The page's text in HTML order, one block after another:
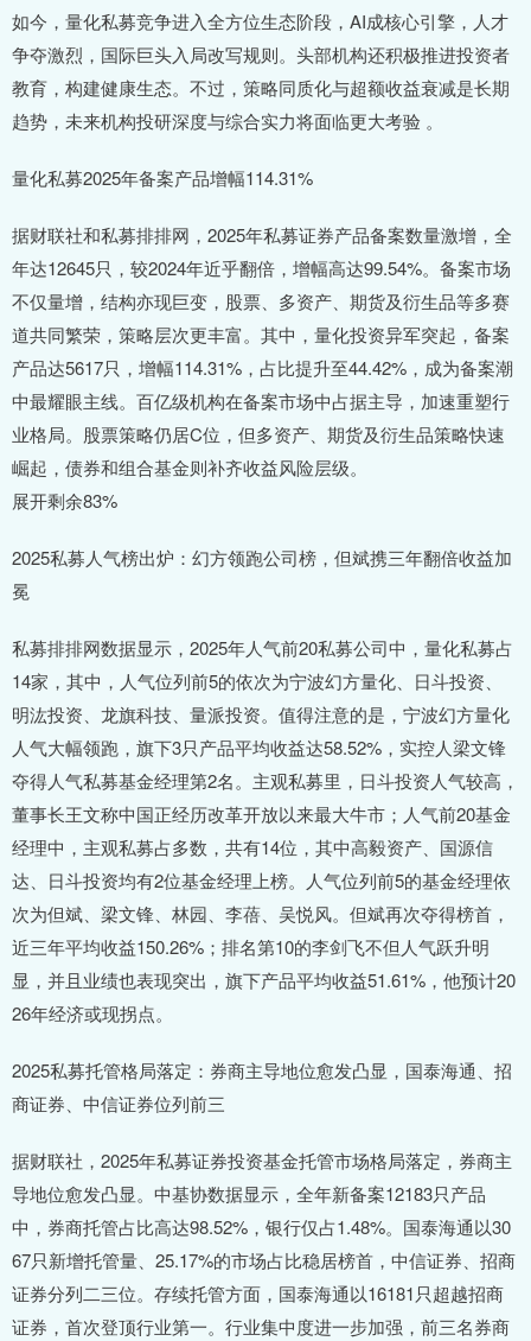
如今，量化私募竞争进入全方位生态阶段，AI成核心引擎，人才
争夺激烈，国际巨头入局改写规则。头部机构还积极推进投资者
教育，构建健康生态。不过，策略同质化与超额收益衰减是长期
趋势，未来机构投研深度与综合实力将面临更大考验 。
量化私募2025年备案产品增幅114.31%
据财联社和私募排排网，2025年私募证券产品备案数量激增，全
年达12645只，较2024年近乎翻倍，增幅高达99.54%。备案市场
不仅量增，结构亦现巨变，股票、多资产、期货及衍生品等多赛
道共同繁荣，策略层次更丰富。其中，量化投资异军突起，备案
产品达5617只，增幅114.31%，占比提升至44.42%，成为备案潮
中最耀眼主线。百亿级机构在备案市场中占据主导，加速重塑行
业格局。股票策略仍居C位，但多资产、期货及衍生品策略快速
崛起，债券和组合基金则补齐收益风险层级。
展开剩余83%
2025私募人气榜出炉：幻方领跑公司榜，但斌携三年翻倍收益加
冕
私募排排网数据显示，2025年人气前20私募公司中，量化私募占
14家，其中，人气位列前5的依次为宁波幻方量化、日斗投资、
明汯投资、龙旗科技、量派投资。值得注意的是，宁波幻方量化
人气大幅领跑，旗下3只产品平均收益达58.52%，实控人梁文锋
夺得人气私募基金经理第2名。主观私募里，日斗投资人气较高，
董事长王文称中国正经历改革开放以来最大牛市；人气前20基金
经理中，主观私募占多数，共有14位，其中高毅资产、国源信
达、日斗投资均有2位基金经理上榜。人气位列前5的基金经理依
次为但斌、梁文锋、林园、李蓓、吴悦风。但斌再次夺得榜首，
近三年平均收益150.26%；排名第10的李剑飞不但人气跃升明
显，并且业绩也表现突出，旗下产品平均收益51.61%，他预计20
26年经济或现拐点。
2025私募托管格局落定：券商主导地位愈发凸显，国泰海通、招
商证券、中信证券位列前三
据财联社，2025年私募证券投资基金托管市场格局落定，券商主
导地位愈发凸显。中基协数据显示，全年新备案12183只产品
中，券商托管占比高达98.52%，银行仅占1.48%。国泰海通以30
67只新增托管量、25.17%的市场占比稳居榜首，中信证券、招商
证券分列二三位。存续托管方面，国泰海通以16181只超越招商
证券，首次登顶行业第一。行业集中度进一步加强，前三名券商